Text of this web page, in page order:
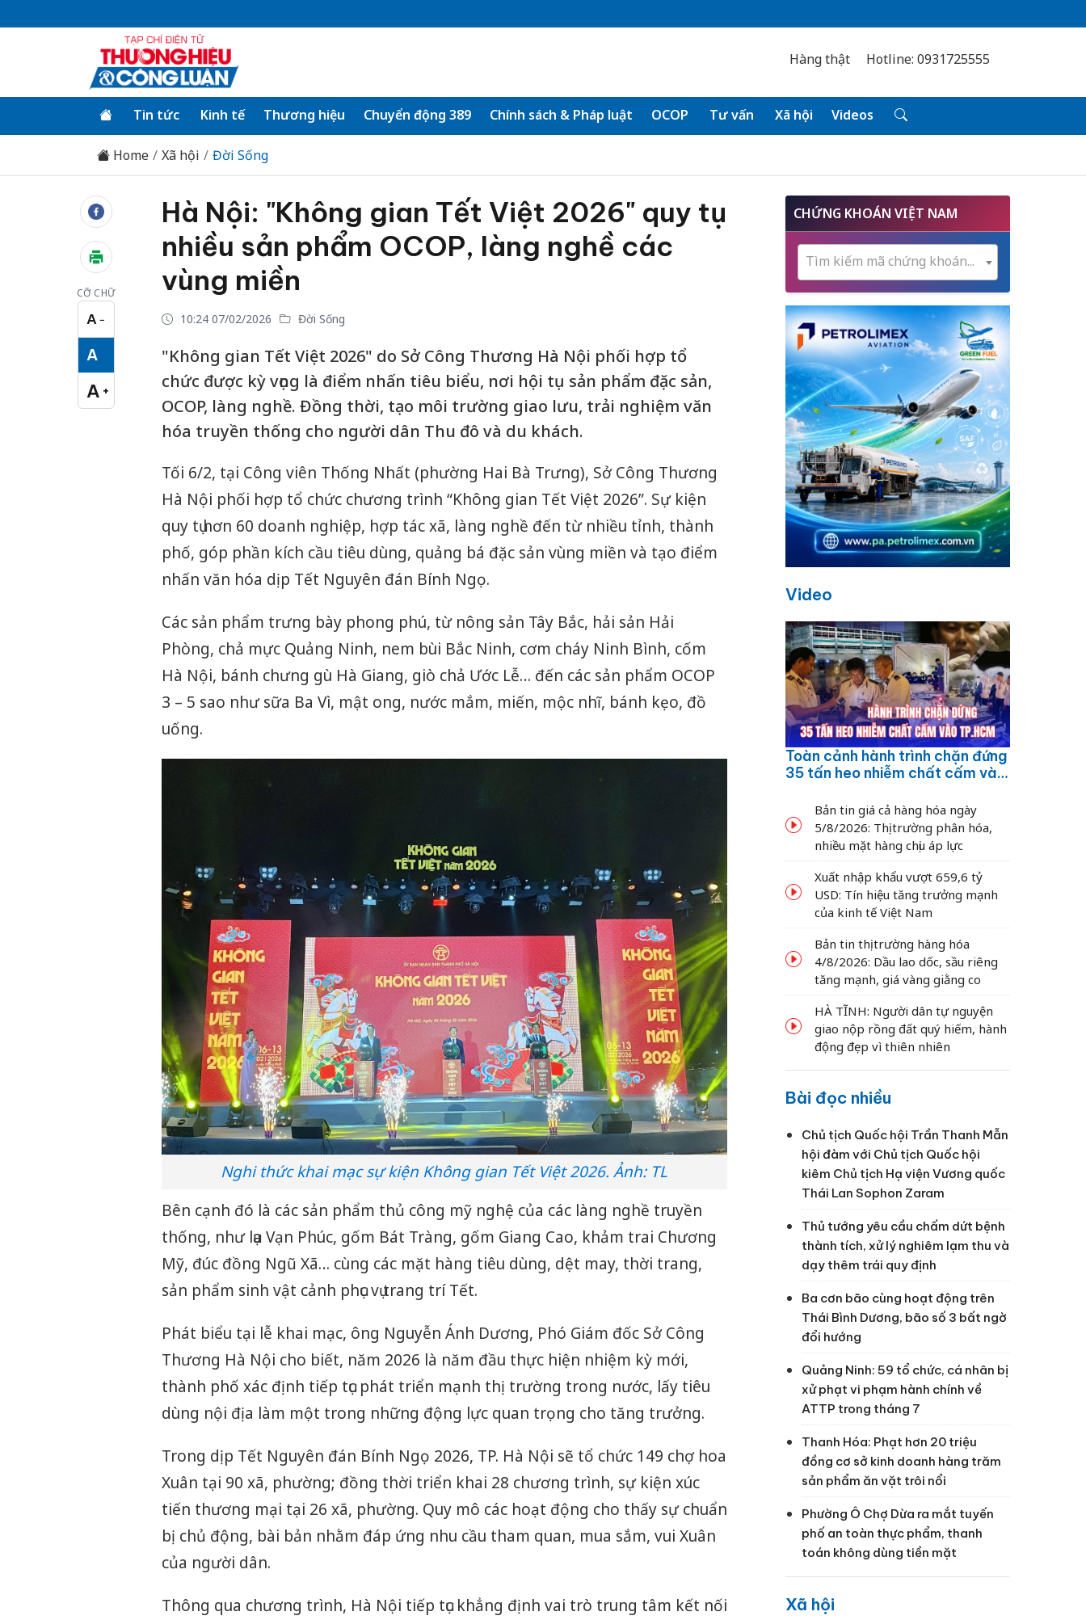
Hàng thật Hotline: 0931725555
Tin tức Kinh tế Thương hiệu Chuyển động 389 Chính sách & Pháp luật OCOP Tư vấn Xã hội Videos
Home Xã hội Đời Sống
CỠ CHỮ
A −
Cỡ chữ nhỏ
A
Cỡ chữ vừa
A +
Cỡ chữ lớn
Hà Nội: "Không gian Tết Việt 2026" quy tụ
nhiều sản phẩm OCOP, làng nghề các
vùng miền
10:24 07/02/2026 Đời Sống
"Không gian Tết Việt 2026" do Sở Công Thương Hà Nội phối hợp tổ
chức được kỳ vọng là điểm nhấn tiêu biểu, nơi hội tụ sản phẩm đặc sản,
OCOP, làng nghề. Đồng thời, tạo môi trường giao lưu, trải nghiệm văn
hóa truyền thống cho người dân Thu đô và du khách.
Tối 6/2, tại Công viên Thống Nhất (phường Hai Bà Trưng), Sở Công Thương
Hà Nội phối hợp tổ chức chương trình “Không gian Tết Việt 2026”. Sự kiện
quy tụ hơn 60 doanh nghiệp, hợp tác xã, làng nghề đến từ nhiều tỉnh, thành
phố, góp phần kích cầu tiêu dùng, quảng bá đặc sản vùng miền và tạo điểm
nhấn văn hóa dịp Tết Nguyên đán Bính Ngọ.
Các sản phẩm trưng bày phong phú, từ nông sản Tây Bắc, hải sản Hải
Phòng, chả mực Quảng Ninh, nem bùi Bắc Ninh, cơm cháy Ninh Bình, cốm
Hà Nội, bánh chưng gù Hà Giang, giò chả Ước Lễ… đến các sản phẩm OCOP
3 – 5 sao như sữa Ba Vì, mật ong, nước mắm, miến, mộc nhĩ, bánh kẹo, đồ
uống.
Nghi thức khai mạc sự kiện Không gian Tết Việt 2026. Ảnh: TL
Bên cạnh đó là các sản phẩm thủ công mỹ nghệ của các làng nghề truyền
thống, như lụa Vạn Phúc, gốm Bát Tràng, gốm Giang Cao, khảm trai Chương
Mỹ, đúc đồng Ngũ Xã… cùng các mặt hàng tiêu dùng, dệt may, thời trang,
sản phẩm sinh vật cảnh phục vụ trang trí Tết.
Phát biểu tại lễ khai mạc, ông Nguyễn Ánh Dương, Phó Giám đốc Sở Công
Thương Hà Nội cho biết, năm 2026 là năm đầu thực hiện nhiệm kỳ mới,
thành phố xác định tiếp tục phát triển mạnh thị trường trong nước, lấy tiêu
dùng nội địa làm một trong những động lực quan trọng cho tăng trưởng.
Trong dịp Tết Nguyên đán Bính Ngọ 2026, TP. Hà Nội sẽ tổ chức 149 chợ hoa
Xuân tại 90 xã, phường; đồng thời triển khai 28 chương trình, sự kiện xúc
tiến thương mại tại 26 xã, phường. Quy mô các hoạt động cho thấy sự chuẩn
bị chủ động, bài bản nhằm đáp ứng nhu cầu tham quan, mua sắm, vui Xuân
của người dân.
Thông qua chương trình, Hà Nội tiếp tục khẳng định vai trò trung tâm kết nối
CHỨNG KHOÁN VIỆT NAM
Tìm kiếm mã chứng khoán...
Video
Toàn cảnh hành trình chặn đứng
35 tấn heo nhiễm chất cấm vào
Bản tin giá cả hàng hóa ngày
5/8/2026: Thị trường phân hóa,
nhiều mặt hàng chịu áp lực
Xuất nhập khẩu vượt 659,6 tỷ
USD: Tín hiệu tăng trưởng mạnh
của kinh tế Việt Nam
Bản tin thị trường hàng hóa
4/8/2026: Dầu lao dốc, sầu riêng
tăng mạnh, giá vàng giằng co
HÀ TĨNH: Người dân tự nguyện
giao nộp rồng đất quý hiếm, hành
động đẹp vì thiên nhiên
Bài đọc nhiều
Chủ tịch Quốc hội Trần Thanh Mẫn
hội đàm với Chủ tịch Quốc hội
kiêm Chủ tịch Hạ viện Vương quốc
Thái Lan Sophon Zaram
Thủ tướng yêu cầu chấm dứt bệnh
thành tích, xử lý nghiêm lạm thu và
dạy thêm trái quy định
Ba cơn bão cùng hoạt động trên
Thái Bình Dương, bão số 3 bất ngờ
đổi hướng
Quảng Ninh: 59 tổ chức, cá nhân bị
xử phạt vi phạm hành chính về
ATTP trong tháng 7
Thanh Hóa: Phạt hơn 20 triệu
đồng cơ sở kinh doanh hàng trăm
sản phẩm ăn vặt trôi nổi
Phường Ô Chợ Dừa ra mắt tuyến
phố an toàn thực phẩm, thanh
toán không dùng tiền mặt
Xã hội